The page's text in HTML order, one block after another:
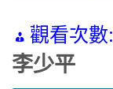
觀看次數:
李少平